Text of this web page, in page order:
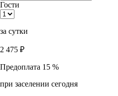
Гости
за сутки
2 475 ₽
Предоплата 15 %
при заселении сегодня